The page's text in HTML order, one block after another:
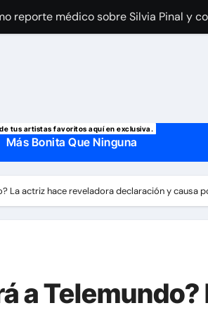
reporte médico sobre Silvia Pinal y
mensaje a Irina Baeva tras
la muerte de su primer
tus artistas favoritos aquí en exclusiva.
Más Bonita Que Ninguna
La actriz hace reveladora declaración y causa
a Telemundo?